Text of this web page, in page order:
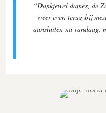
“Dankjewel dames, de
weer even terug bij
aansluiten na vandaag,